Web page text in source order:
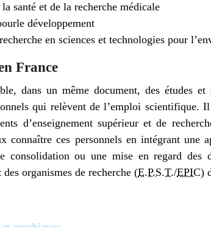
santé et de la recherche médicale
développement
en sciences et technologies pour
France
dans un même document, des études et
qui relèvent de l’emploi scientifique.
d’enseignement supérieur et de
connaître ces personnels en intégrant une
consolidation ou une mise en regard des
organismes de recherche (E.P.S.T./EPIC)